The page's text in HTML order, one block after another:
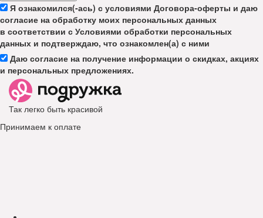
Я ознакомился(-ась) с условиями Договора-оферты и даю
согласие на обработку моих персональных данных
в соответствии с Условиями обработки персональных
данных и подтверждаю, что ознакомлен(а) с ними
Даю согласие на получение информации о скидках, акциях
и персональных предложениях.
Так легко быть красивой
Принимаем к оплате